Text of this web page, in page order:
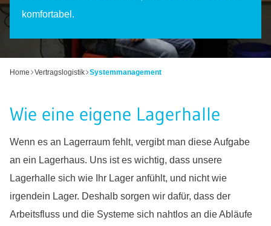
komfortabel.
Home Vertragslogistik Systemmanagement
Wie eine eigene Lagerhalle
Wenn es an Lagerraum fehlt, vergibt man diese Aufgabe
an ein Lagerhaus. Uns ist es wichtig, dass unsere
Lagerhalle sich wie Ihr Lager anfühlt, und nicht wie
irgendein Lager. Deshalb sorgen wir dafür, dass der
Arbeitsfluss und die Systeme sich nahtlos an die Abläufe